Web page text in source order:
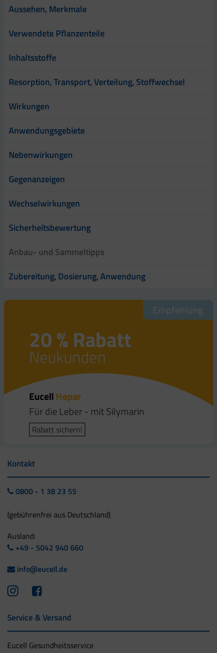
Aussehen, Merkmale
Verwendete Pflanzenteile
Inhaltsstoffe
Resorption, Transport, Verteilung, Stoffwechsel
Wirkungen
Anwendungsgebiete
Nebenwirkungen
Gegenanzeigen
Wechselwirkungen
Sicherheitsbewertung
Anbau- und Sammeltipps
Zubereitung, Dosierung, Anwendung
Empfehlung
20 % Rabatt
Neukunden
EucellHepar
Für die Leber - mit Silymarin
Rabatt sichern!
Kontakt
0800 - 1 38 23 55
(gebührenfrei aus Deutschland)
Ausland:
+49 - 5042 940 660
info@eucell.de
Service & Versand
Eucell Gesundheitsservice